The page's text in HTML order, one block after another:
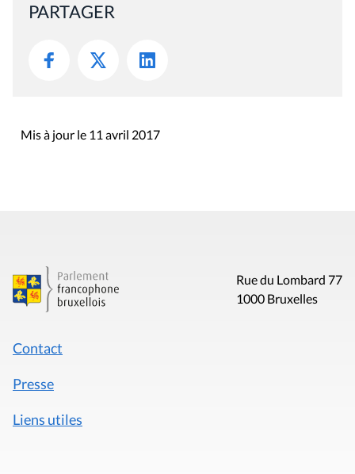
PARTAGER
Mis à jour le 11 avril 2017
Rue du Lombard 77
1000 Bruxelles
Contact
Presse
Liens utiles